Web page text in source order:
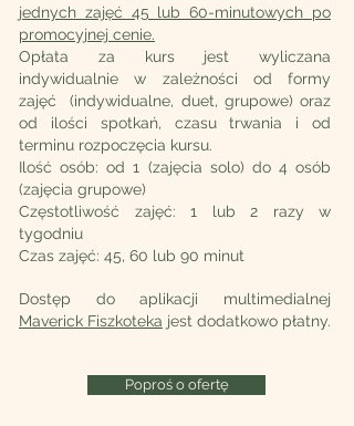
jednych zajęć 45 lub 60-minutowych po
promocyjnej cenie.
Opłata za kurs jest wyliczana
indywidualnie w zależności od formy
zajęć (indywidualne, duet, grupowe) oraz
od ilości spotkań, czasu trwania i od
terminu rozpoczęcia kursu.
Ilość osób: od 1 (zajęcia solo) do 4 osób
(zajęcia grupowe)
Częstotliwość zajęć: 1 lub 2 razy w
tygodniu
Czas zajęć: 45, 60 lub 90 minut
Dostęp do aplikacji multimedialnej
Maverick Fiszkoteka jest dodatkowo płatny.
Poproś o ofertę